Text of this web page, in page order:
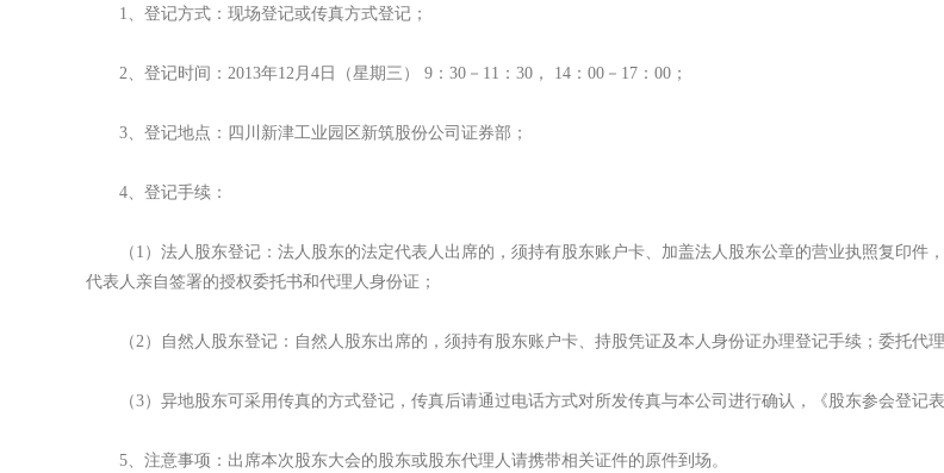
1、登记方式：现场登记或传真方式登记；
2、登记时间：2013年12月4日（星期三） 9：30－11：30， 14：00－17：00；
3、登记地点：四川新津工业园区新筑股份公司证券部；
4、登记手续：
（1）法人股东登记：法人股东的法定代表人出席的，须持有股东账户卡、加盖法人股东公章的营业执照复印件
代表人亲自签署的授权委托书和代理人身份证；
（2）自然人股东登记：自然人股东出席的，须持有股东账户卡、持股凭证及本人身份证办理登记手续；委托代
（3）异地股东可采用传真的方式登记，传真后请通过电话方式对所发传真与本公司进行确认，《股东参会登记表
5、注意事项：出席本次股东大会的股东或股东代理人请携带相关证件的原件到场。